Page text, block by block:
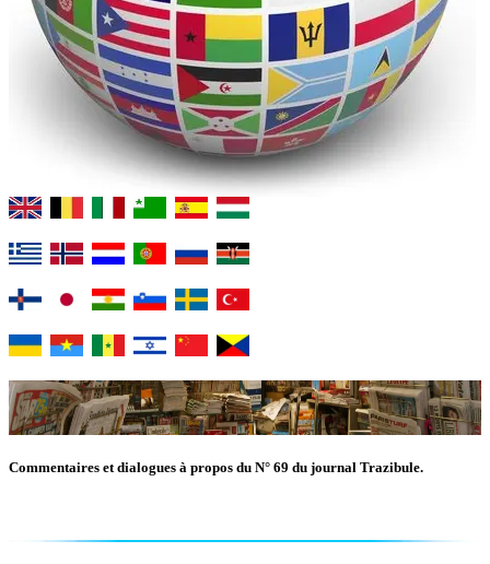
Commentaires et dialogues à propos du N° 69 du journal Trazibule.